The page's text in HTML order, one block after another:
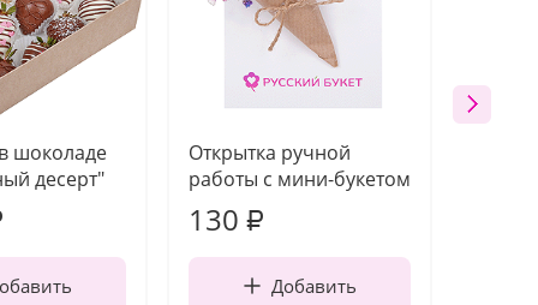
шоколаде
десерт"
Открытка ручной
работы с мини-букетом
130 ₽
Добавить